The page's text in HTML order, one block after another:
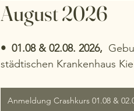
August 2026
•  01.08 & 02.08. 2026,
städtischen Krankenhaus Kiel
Anmeldung Crashkurs 01.08 &